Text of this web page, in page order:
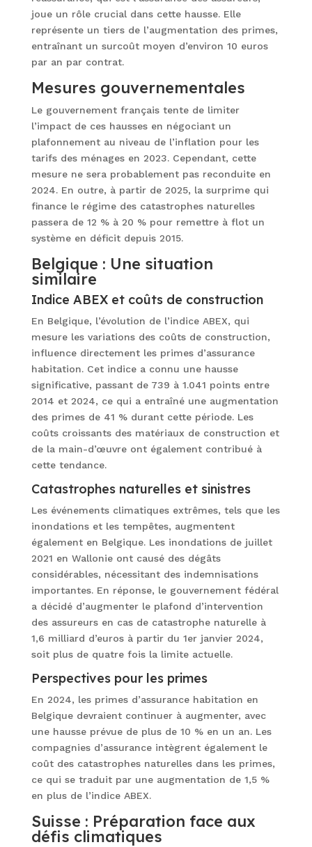
joue un rôle crucial dans cette hausse. Elle
représente un tiers de l’augmentation des primes,
entraînant un surcoût moyen d’environ 10 euros
par an par contrat.
Mesures gouvernementales
Le gouvernement français tente de limiter
l’impact de ces hausses en négociant un
plafonnement au niveau de l’inflation pour les
tarifs des ménages en 2023. Cependant, cette
mesure ne sera probablement pas reconduite en
2024. En outre, à partir de 2025, la surprime qui
finance le régime des catastrophes naturelles
passera de 12 % à 20 % pour remettre à flot un
système en déficit depuis 2015.
Belgique : Une situation
similaire
Indice ABEX et coûts de construction
En Belgique, l’évolution de l’indice ABEX, qui
mesure les variations des coûts de construction,
influence directement les primes d’assurance
habitation. Cet indice a connu une hausse
significative, passant de 739 à 1.041 points entre
2014 et 2024, ce qui a entraîné une augmentation
des primes de 41 % durant cette période. Les
coûts croissants des matériaux de construction et
de la main-d’œuvre ont également contribué à
cette tendance.
Catastrophes naturelles et sinistres
Les événements climatiques extrêmes, tels que les
inondations et les tempêtes, augmentent
également en Belgique. Les inondations de juillet
2021 en Wallonie ont causé des dégâts
considérables, nécessitant des indemnisations
importantes. En réponse, le gouvernement fédéral
a décidé d’augmenter le plafond d’intervention
des assureurs en cas de catastrophe naturelle à
1,6 milliard d’euros à partir du 1er janvier 2024,
soit plus de quatre fois la limite actuelle.
Perspectives pour les primes
En 2024, les primes d’assurance habitation en
Belgique devraient continuer à augmenter, avec
une hausse prévue de plus de 10 % en un an. Les
compagnies d’assurance intègrent également le
coût des catastrophes naturelles dans les primes,
ce qui se traduit par une augmentation de 1,5 %
en plus de l’indice ABEX.
Suisse : Préparation face aux
défis climatiques